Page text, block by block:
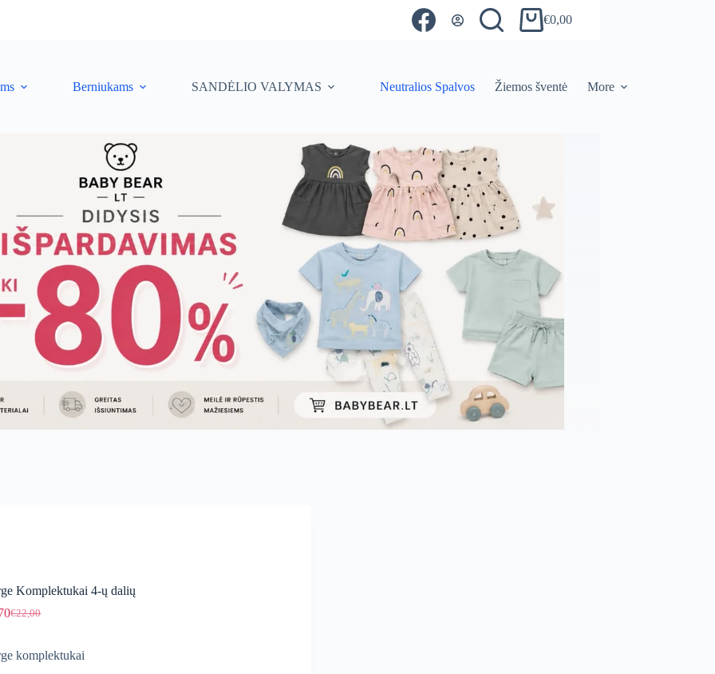
Shopping
€0,00
Berniukams SANDĖLIO VALYMAS Neutralios Spalvos Žiemos šventė More
Komplektukai 4-ų dalių
€22,00
Original
was:
€22,00.
Current
is:
€18,70.
komplektukai